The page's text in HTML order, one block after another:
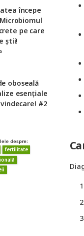
începe
pe care
știi!
oboseală
esențiale
#2
despre:
fertilitate